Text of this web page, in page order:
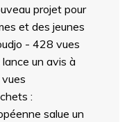
projet pour
et des jeunes
- 428 vues
un avis à
:
salue un